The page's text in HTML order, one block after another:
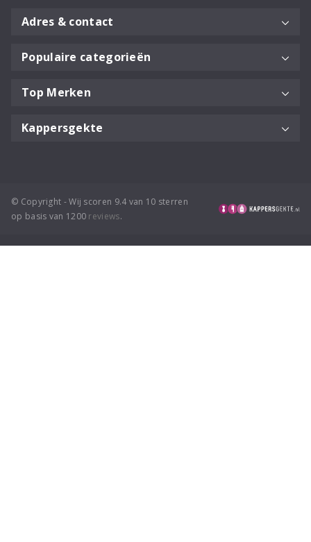
Adres & contact
Populaire categorieën
Top Merken
Kappersgekte
© Copyright - Wij scoren 9.4 van 10 sterren
op basis van 1200 reviews.